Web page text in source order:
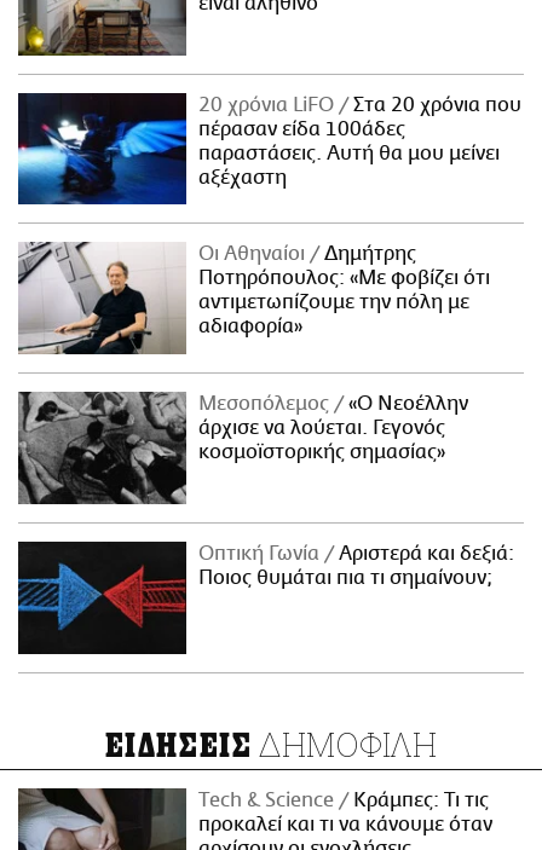
20 χρόνια LiFO
Στα 20 χρόνια που
πέρασαν είδα 100άδες
παραστάσεις. Αυτή θα μου μείνει
αξέχαστη
Οι Αθηναίοι
Δημήτρης
Ποτηρόπουλος: «Με φοβίζει ότι
αντιμετωπίζουμε την πόλη με
αδιαφορία»
Μεσοπόλεμος
«Ο Νεοέλλην
άρχισε να λούεται. Γεγονός
κοσμοϊστορικής σημασίας»
Οπτική Γωνία
Αριστερά και δεξιά:
Ποιος θυμάται πια τι σημαίνουν;
ΕΙΔΗΣΕΙΣ ΔΗΜΟΦΙΛΗ
Τech & Science
Κράμπες: Τι τις
προκαλεί και τι να κάνουμε όταν